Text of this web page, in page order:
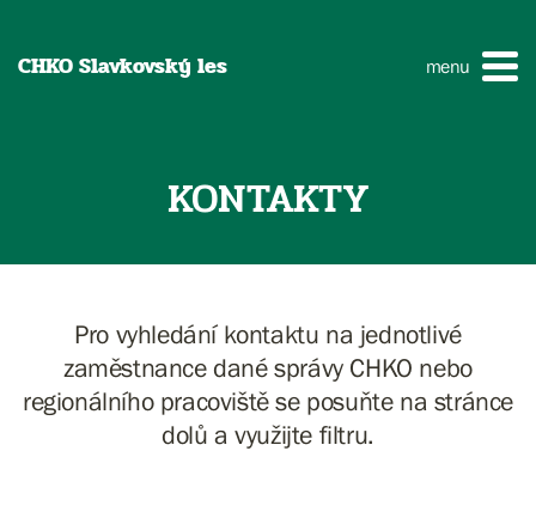
CHKO Slavkovský les menu
KONTAKTY
Pro vyhledání kontaktu na jednotlivé
zaměstnance dané správy CHKO nebo
regionálního pracoviště se posuňte na stránce
dolů a využijte filtru.